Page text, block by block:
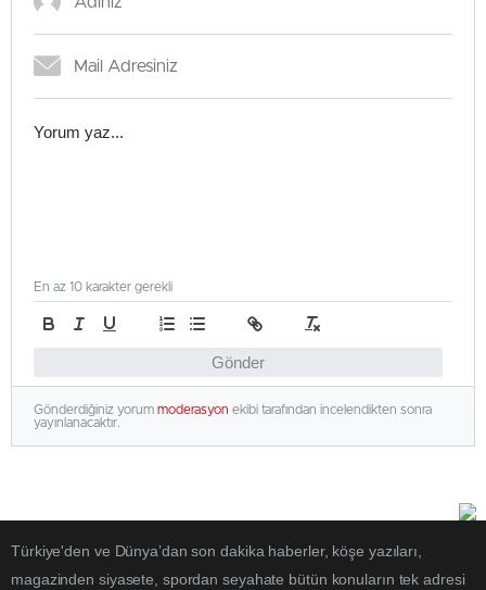
Gönder
En az 10 karakter gerekli
Gönderdiğiniz yorum moderasyon ekibi tarafından incelendikten sonra
yayınlanacaktır.
Türkiye'den ve Dünya’dan son dakika haberler, köşe yazıları,
magazinden siyasete, spordan seyahate bütün konuların tek adresi